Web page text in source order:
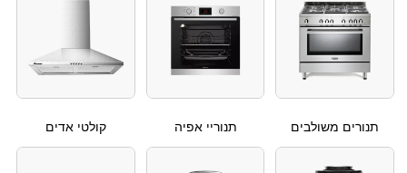
תנורים משולבים תנוריי אפיה קולטי אדים